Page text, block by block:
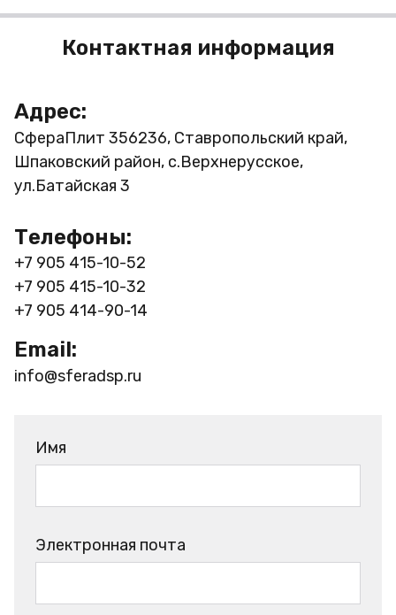
Контактная информация
Адрес:
СфераПлит 356236, Ставропольский край,
Шпаковский район, с.Верхнерусское,
ул.Батайская 3
Телефоны:
+7 905 415-10-52
+7 905 415-10-32
+7 905 414-90-14
Email:
info@sferadsp.ru
Имя
Электронная почта